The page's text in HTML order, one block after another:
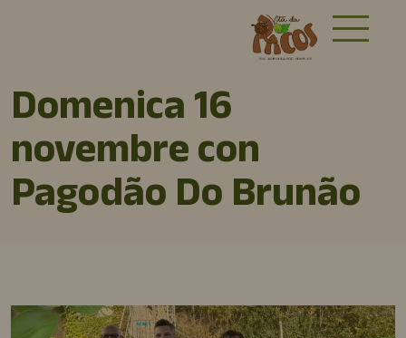
Domenica 16
novembre con
Pagodão Do Brunão